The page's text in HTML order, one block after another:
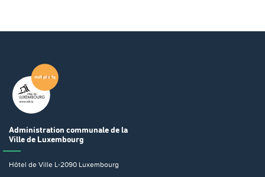
Administration communale de la
Ville de Luxembourg
Hôtel de Ville L-2090 Luxembourg